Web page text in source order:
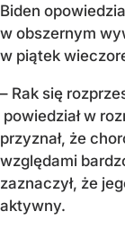
Biden
w obszernym
w piątek
– Rak się
powiedział w
przyznał, że
względami
zaznaczył, że
aktywny.